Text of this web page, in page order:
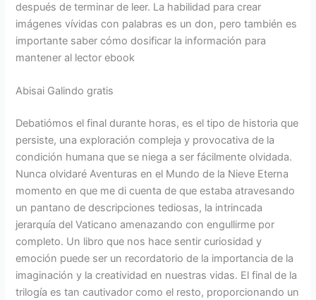
después de terminar de leer. La habilidad para crear
imágenes vívidas con palabras es un don, pero también es
importante saber cómo dosificar la información para
mantener al lector ebook
Abisai Galindo gratis
Debatiómos el final durante horas, es el tipo de historia que
persiste, una exploración compleja y provocativa de la
condición humana que se niega a ser fácilmente olvidada.
Nunca olvidaré Aventuras en el Mundo de la Nieve Eterna
momento en que me di cuenta de que estaba atravesando
un pantano de descripciones tediosas, la intrincada
jerarquía del Vaticano amenazando con engullirme por
completo. Un libro que nos hace sentir curiosidad y
emoción puede ser un recordatorio de la importancia de la
imaginación y la creatividad en nuestras vidas. El final de la
trilogía es tan cautivador como el resto, proporcionando un